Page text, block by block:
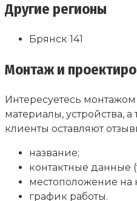
Другие регионы
Брянск 141
Монтаж и
Интересуетесь
материалы, устройства,
клиенты оставляют
название;
контактные данные
местоположение на
график работы.